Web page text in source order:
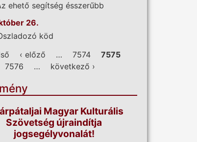
ehető segítség ésszerűbb
26.
köd
‹ előző … 7574
7575
7576
… következő ›
Magyar Kulturális
Szövetség újraindítja
jogsegélyvonalát!